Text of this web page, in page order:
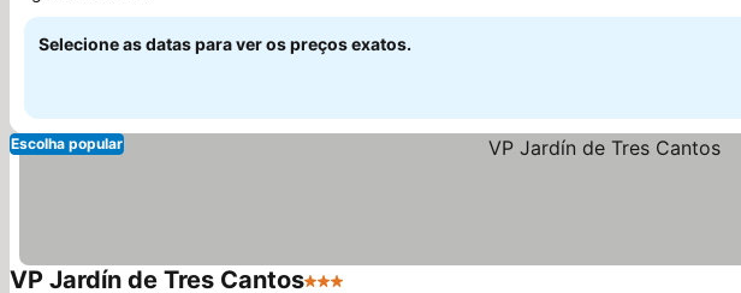
encantadora na vila
Selecione as datas para ver os preços exatos.
Escolha popular
VP Jardín de Tres Cantos